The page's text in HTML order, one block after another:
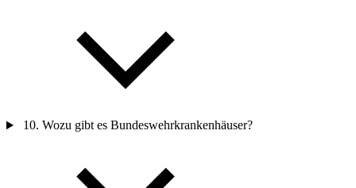
10. Wozu gibt es Bundeswehrkrankenhäuser?